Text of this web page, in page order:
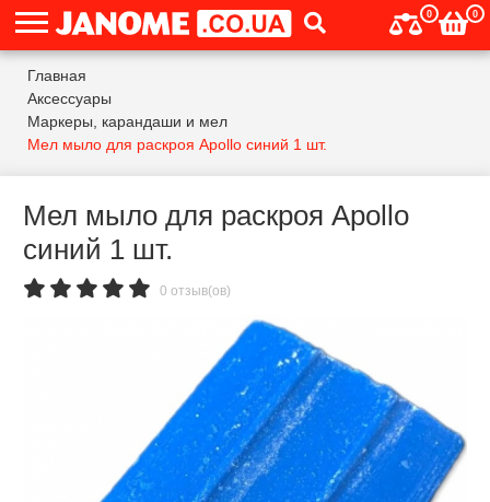
0 0
Главная
Аксессуары
Маркеры, карандаши и мел
Мел мыло для раскроя Apollo синий 1 шт.
Мел мыло для раскроя Apollo
синий 1 шт.
0 отзыв(ов)